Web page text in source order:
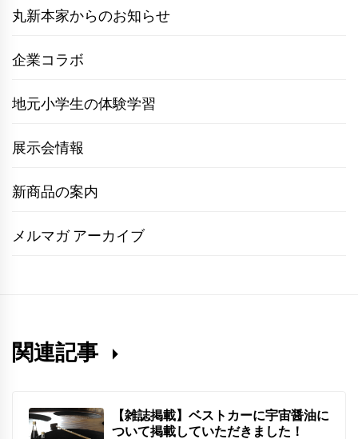
丸新本家からのお知らせ
企業コラボ
地元小学生の体験学習
展示会情報
新商品の案内
メルマガ アーカイブ
関連記事
【雑誌掲載】ベストカーに宇宙醤油に
ついて掲載していただきました！